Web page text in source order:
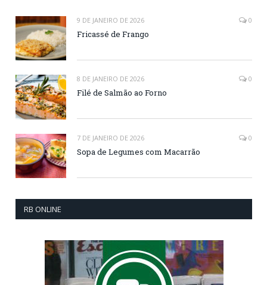
9 DE JANEIRO DE 2026 0
Fricassé de Frango
8 DE JANEIRO DE 2026 0
Filé de Salmão ao Forno
7 DE JANEIRO DE 2026 0
Sopa de Legumes com Macarrão
RB ONLINE